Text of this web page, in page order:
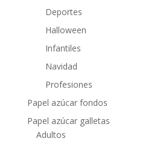
Deportes
Halloween
Infantiles
Navidad
Profesiones
Papel azúcar fondos
Papel azúcar galletas
Adultos